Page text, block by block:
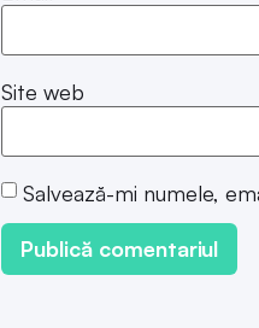
Site web
Salvează-mi numele,